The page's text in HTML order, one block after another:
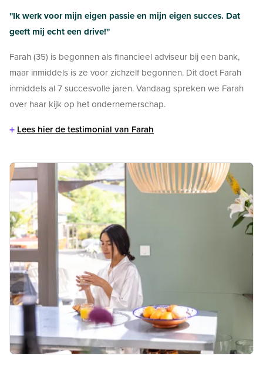
''Ik werk voor mijn eigen passie en mijn eigen succes. Dat
geeft mij echt een drive!''
Farah (35) is begonnen als financieel adviseur bij een bank,
maar inmiddels is ze voor zichzelf begonnen. Dit doet Farah
inmiddels al 7 succesvolle jaren. Vandaag spreken we Farah
over haar kijk op het ondernemerschap.
+Lees hier de testimonial van Farah